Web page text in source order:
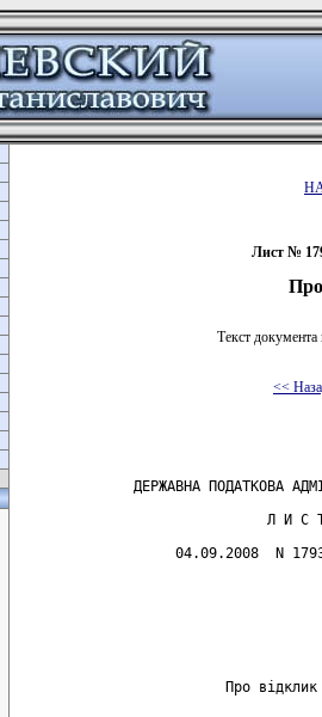
Лист №
Про
Текст
<<
ДЕРЖАВНА ПОДАТКОВА
Л И С
04.09.2008  N
Про відклик